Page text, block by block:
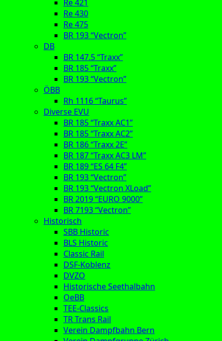
Re 421
Re 430
Re 475
BR 193 “Vectron”
DB
BR 147.5 “Traxx”
BR 185 “Traxx”
BR 193 “Vectron”
ÖBB
Rh 1116 “Taurus”
Diverse EVU
BR 185 “Traxx AC1”
BR 185 “Traxx AC2”
BR 186 “Traxx 2E”
BR 187 “Traxx AC3 LM”
BR 189 “ES 64 F4”
BR 193 “Vectron”
BR 193 “Vectron XLoad”
BR 2019 “EURO 9000”
BR 7193 “Vectron”
Historisch
SBB Historic
BLS Historic
Classic Rail
DSF-Koblenz
DVZO
Historische Seethalbahn
OeBB
TEE-Classics
TR Trans Rail
Verein Dampfbahn Bern